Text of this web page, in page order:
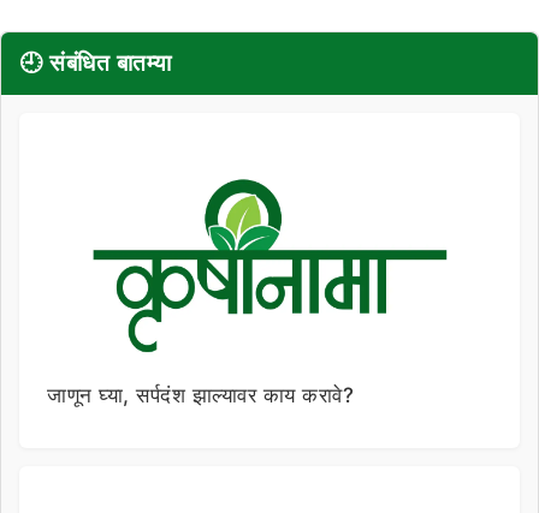
🕘 संबंधित बातम्या
जाणून घ्या, सर्पदंश झाल्यावर काय करावे?